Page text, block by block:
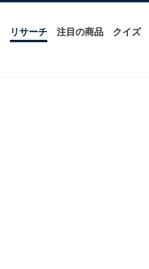
リサーチ 注目の商品 クイズ